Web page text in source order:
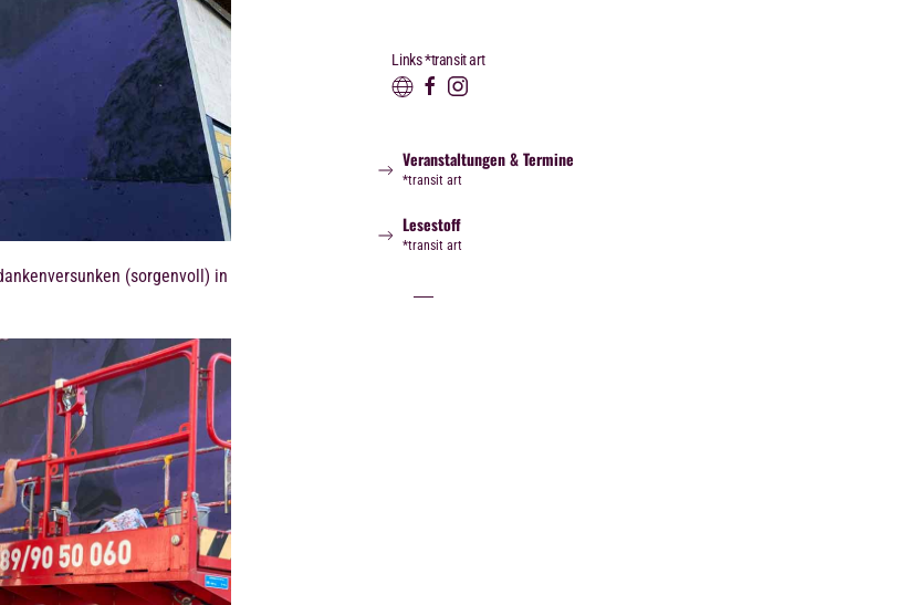
(sorgenvoll) in
Links *transit art
Veranstaltungen & Termine
*transit art
Lesestoff
*transit art